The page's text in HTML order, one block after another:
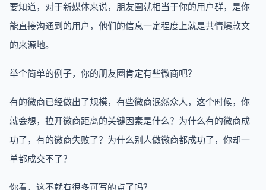
要知道，对于新媒体来说，朋友圈就相当于你的用户群，是你
能直接沟通到的用户，他们的信息一定程度上就是共情爆款文
的来源地。
举个简单的例子，你的朋友圈肯定有些微商吧？
有的微商已经做出了规模，有些微商泯然众人，这个时候，你
就会想，拉开微商距离的关键因素是什么？为什么有的微商成
功了，有的微商失败了？为什么别人做微商都成功了，你却一
单都成交不了？
你看，这不就有很多可写的点了吗？